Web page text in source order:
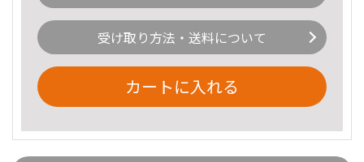
受け取り方法・送料について
カートに入れる